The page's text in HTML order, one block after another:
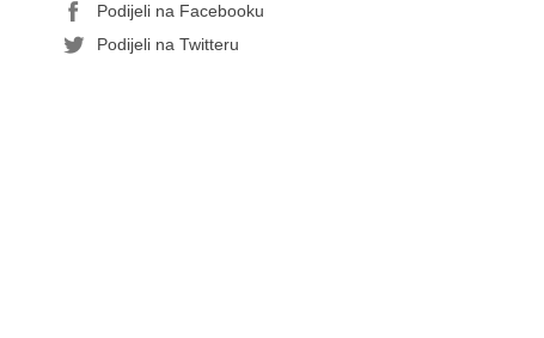
Podijeli na Facebooku
Podijeli na Twitteru